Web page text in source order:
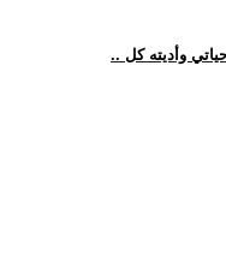
وأديته كل